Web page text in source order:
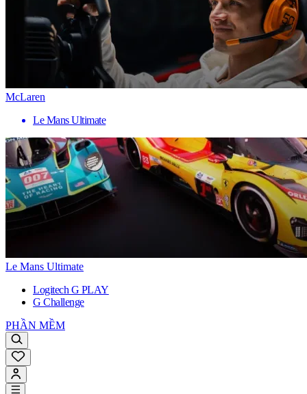
McLaren
Le Mans Ultimate
Le Mans Ultimate
Logitech G PLAY
G Challenge
PHẦN MỀM